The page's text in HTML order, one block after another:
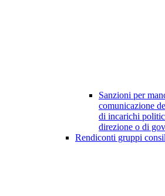
Sanzioni per
comunicazione
di incarichi
direzione o di
Rendiconti gruppi